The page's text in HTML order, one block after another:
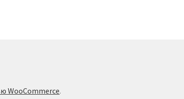
WooCommerce.